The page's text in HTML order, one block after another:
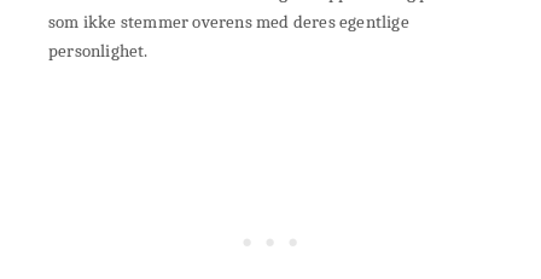
som ikke stemmer overens med deres egentlige
personlighet.